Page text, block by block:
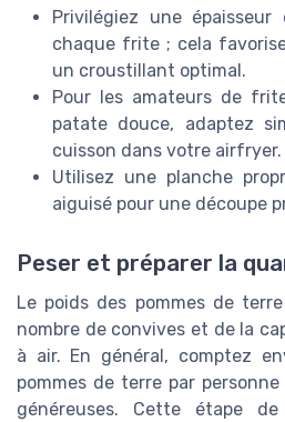
Privilégiez une
chaque frite ; cela
un croustillant optimal.
Pour les amateurs de
patate douce, adaptez
cuisson dans votre airfryer.
Utilisez une planche
aiguisé pour une découpe
Peser et préparer la
Le poids des pommes de
nombre de convives et de la
à air. En général, comptez
pommes de terre par
généreuses. Cette étape